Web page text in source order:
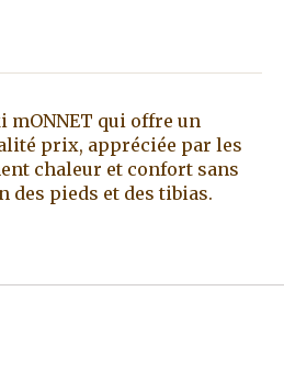
mONNET qui offre un
prix, appréciée par les
chaleur et confort sans
pieds et des tibias.